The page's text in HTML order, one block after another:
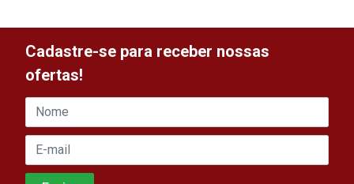
Cadastre-se para receber nossas
ofertas!